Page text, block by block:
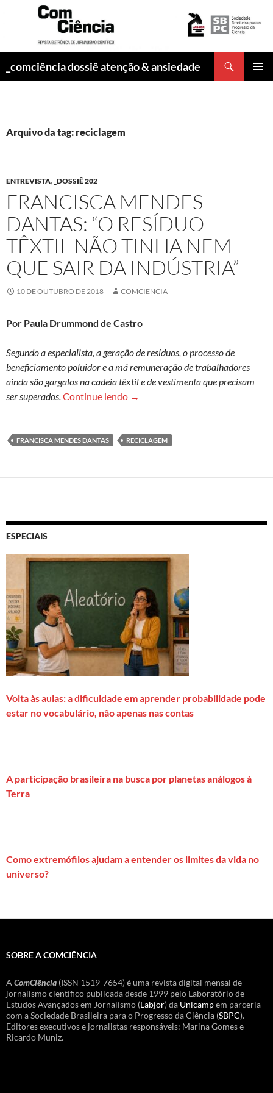
_comciência dossiê atenção & ansiedade
Arquivo da tag: reciclagem
ENTREVISTA, _DOSSIÊ 202
FRANCISCA MENDES
DANTAS: “O RESÍDUO
TÊXTIL NÃO TINHA NEM
QUE SAIR DA INDÚSTRIA”
10 DE OUTUBRO DE 2018 COMCIENCIA
Por Paula Drummond de Castro
Segundo a especialista, a geração de resíduos, o processo de
beneficiamento poluidor e a má remuneração de trabalhadores
ainda são gargalos na cadeia têxtil e de vestimenta que precisam
ser superados.Continue lendo Francisca Mendes Dantas: “O
→
FRANCISCA MENDES DANTAS RECICLAGEM
ESPECIAIS
Volta às aulas: a dificuldade em aprender probabilidade pode
estar no vocabulário, não apenas nas contas
A participação brasileira na busca por planetas análogos à
Terra
Como extremófilos ajudam a entender os limites da vida no
universo?
SOBRE A COMCIÊNCIA
A ComCiência (ISSN 1519-7654) é uma revista digital mensal de
jornalismo científico publicada desde 1999 pelo Laboratório de
Estudos Avançados em Jornalismo (Labjor) da Unicampem parceria
com a Sociedade Brasileira para o Progresso da Ciência (SBPC).
Editores executivos e jornalistas responsáveis: Marina Gomes e
Ricardo Muniz.